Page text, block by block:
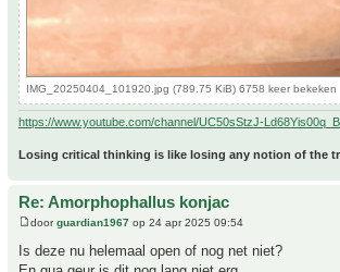
IMG_20250404_101920.jpg (789.75 KiB) 6758 keer bekeken
https://www.youtube.com/channel/UC50sStzJ-
Losing critical thinking is like losing any notion of the
Re: Amorphophallus konjac
doorguardian1967 op 24 apr 2025 09:54
Is deze nu helemaal open of nog net niet?